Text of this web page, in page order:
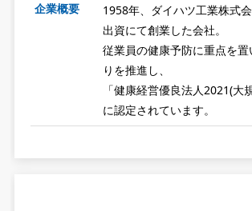
企業概要
1958年、ダイハツ工業株式
出資にて創業した会社。
従業員の健康予防に重点を
りを推進し、
「健康経営優良法人2021(大
に認定されています。